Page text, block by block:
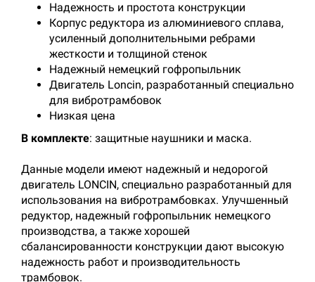
Надежность и простота конструкции
Корпус редуктора из алюминиевого сплава,
усиленный дополнительными ребрами
жесткости и толщиной стенок
Надежный немецкий гофропыльник
Двигатель Loncin, разработанный специально
для вибротрамбовок
Низкая цена
В комплекте: защитные наушники и маска.
Данные модели имеют надежный и недорогой
двигатель LONCIN, специально разработанный для
использования на вибротрамбовках. Улучшенный
редуктор, надежный гофропыльник немецкого
производства, а также хорошей
сбалансированности конструкции дают высокую
надежность работ и производительность
трамбовок.